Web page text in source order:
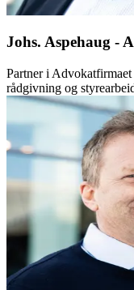
Johs. Aspehaug -
Partner i
rådgivning og